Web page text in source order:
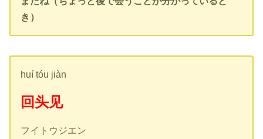
き）
huí tóu jiàn
回头见
フイトウジエン